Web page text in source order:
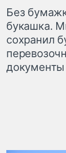
Без
букашка.
сохранил
документы